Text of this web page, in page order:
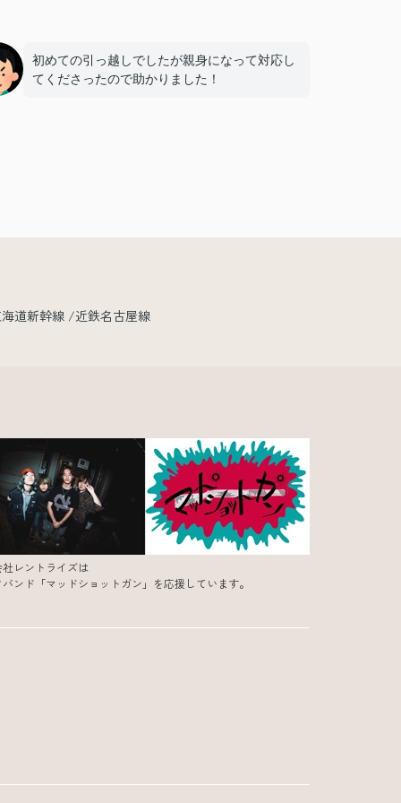
初めての引っ越しでしたが親身になって対応し
てくださったので助かりました！
道新幹線 近鉄名古屋線
レントライズは
ンド「マッドショットガン」を応援しています。